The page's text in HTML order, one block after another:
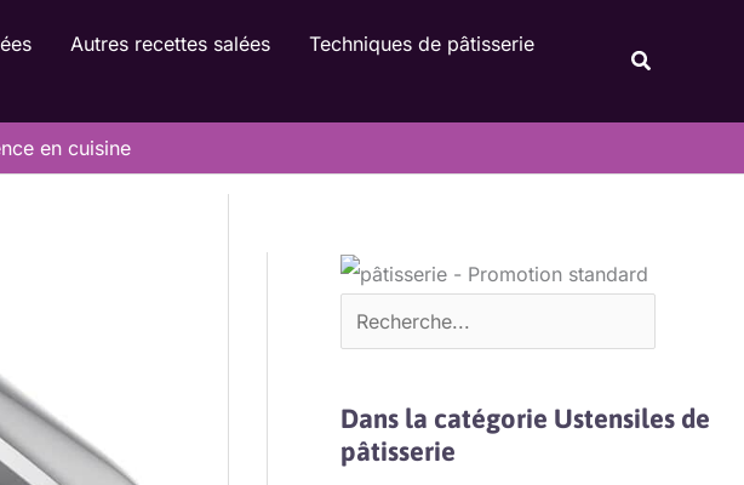
Autres recettes salées
Techniques de pâtisserie
en cuisine
Dans la catégorie Ustensiles de
pâtisserie